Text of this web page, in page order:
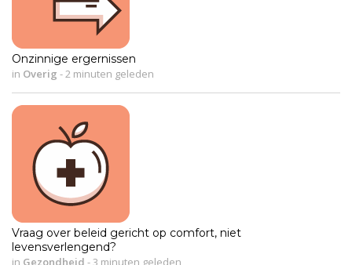
Onzinnige ergernissen
in Overig -2 minuten geleden
Vraag over beleid gericht op comfort, niet
levensverlengend?
in Gezondheid -3 minuten geleden